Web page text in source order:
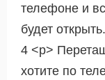
телефоне и
будет
4 <р>
хотите по